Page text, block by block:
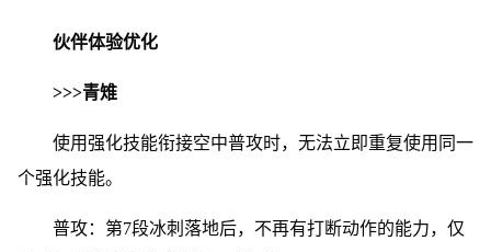
伙伴体验优化
>>>青雉
使用强化技能衔接空中普攻时，无法立即重复使用同一
个强化技能。
普攻：第7段冰刺落地后，不再有打断动作的能力，仅